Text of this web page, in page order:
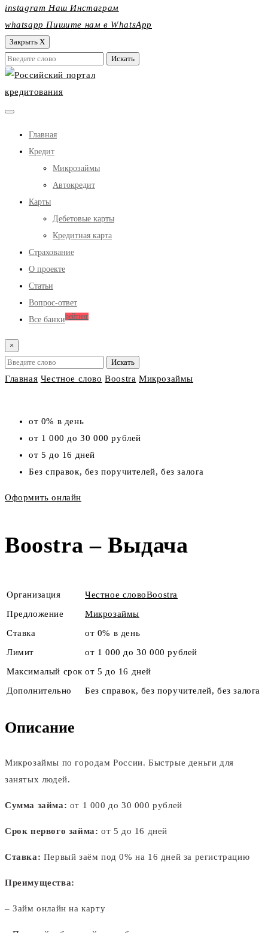
instagram Наш Инстаграм
whatsapp Пишите нам в WhatsApp
Закрыть X
Главная
Кредит
Микрозаймы
Автокредит
Карты
Дебетовые карты
Кредитная карта
Страхование
О проекте
Статьи
Вопрос-ответ
Все банкирейтинг
×
Главная Честное слово Boostra Микрозаймы
от 0% в день
от 1 000 до 30 000 рублей
от 5 до 16 дней
Без справок, без поручителей, без залога
Оформить онлайн
Boostra – Выдача
Организация Честное словоBoostra
Предложение
Микрозаймы
Ставка
от 0% в день
Лимит
от 1 000 до 30 000 рублей
Максималый срок от 5 до 16 дней
Дополнительно
Без справок, без поручителей, без залога
Описание
Микрозаймы по городам России. Быстрые деньги для
занятых людей.
Сумма займа: от 1 000 до 30 000 рублей
Срок первого займа: от 5 до 16 дней
Ставка: Первый заём под 0% на 16 дней за регистрацию
Преимущества:
– Займ онлайн на карту